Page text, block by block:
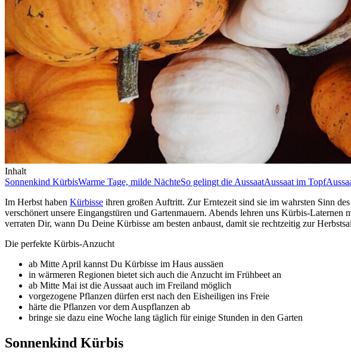
Inhalt
Sonnenkind KürbisWarme Tage, milde NächteSo gelingt die AussaatAussaat im Topf
Im Herbst haben Kürbisse ihren großen Auftritt. Zur Erntezeit sind sie im wahrsten Sinn
verschönert unsere Eingangstüren und Gartenmauern. Abends lehren uns Kürbis-
verraten Dir, wann Du Deine Kürbisse am besten anbaust, damit sie rechtzeitig zur
Die perfekte Kürbis-Anzucht
ab Mitte April kannst Du Kürbisse im Haus aussäen
in wärmeren Regionen bietet sich auch die Anzucht im Frühbeet an
ab Mitte Mai ist die Aussaat auch im Freiland möglich
vorgezogene Pflanzen dürfen erst nach den Eisheiligen ins Freie
härte die Pflanzen vor dem Auspflanzen ab
bringe sie dazu eine Woche lang täglich für einige Stunden in den Garten
Sonnenkind Kürbis